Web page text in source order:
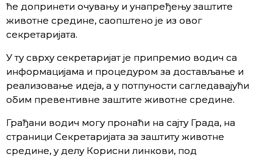
ће допринети очувању и унапређењу заштите
животне средине, саопштено је из овог
секретаријата.
У ту сврху секретаријат је припремио водич са
информацијама и процедуром за достављање и
реализовање идеја, а у потпуности сагледавајући
обим превентивне заштите животне средине.
Грађани водич могу пронаћи на сајту Града, на
страници Секретаријата за заштиту животне
средине, у делу Корисни линкови, под